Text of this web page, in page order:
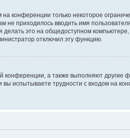
на конференции только некоторое
не приходилось вводить имя
это на общедоступном компьютере,
отключил эту функцию.
а также выполняют другие
испытываете трудности с входом на